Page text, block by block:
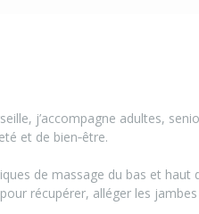
j’accompagne adultes,
et de bien‑être.
de massage du bas et haut
récupérer, alléger les